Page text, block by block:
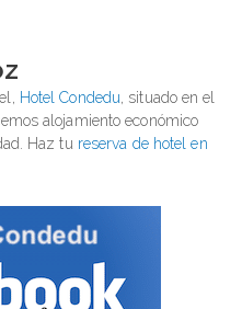
Hotel Condedu, situado en el
alojamiento económico
Haz tu reserva de hotel en